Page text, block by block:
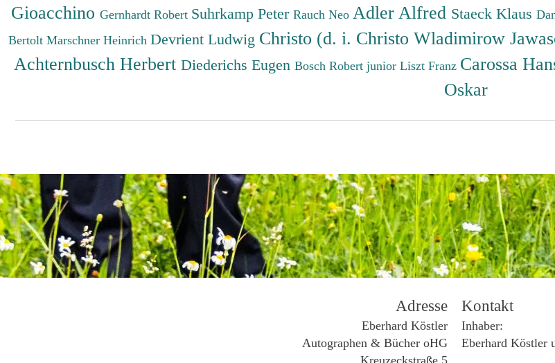
Gioacchino Gernhardt Robert Suhrkamp Peter Rauch Neo Adler Alfred Staeck Klaus
Bertolt Marschner Heinrich Devrient Ludwig Christo (d. i. Christo Wladimirow
Achternbusch Herbert Diederichs Eugen Bosch Robert junior Liszt Franz Carossa
Oskar
Adresse
Eberhard Köstler
Autographen & Bücher oHG
Kontakt
Inhaber:
Eberhard Köstler